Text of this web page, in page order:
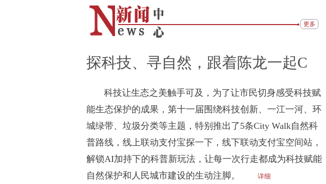
更多
探科技、寻自然，跟着陈龙一起C
科技让生态之美触手可及，为了让市民切身感受科技赋
能生态保护的成果，第十一届围绕科技创新、一江一河、环
城绿带、垃圾分类等主题，特别推出了5条City Walk自然科
普路线，线上联动支付宝探一下，线下联动支付宝空间站，
解锁AI加持下的科普新玩法，让每一次行走都成为科技赋能
自然保护和人民城市建设的生动注脚。
详细